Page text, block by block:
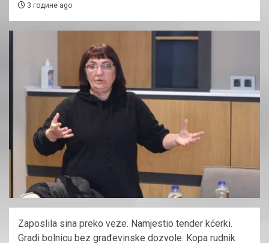
3 године ago
Zaposlila sina preko veze. Namjestio tender kćerki.
Gradi bolnicu bez građevinske dozvole. Kopa rudnik